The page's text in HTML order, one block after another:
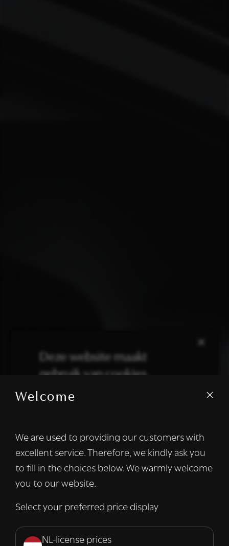
Welcome
We are used to providing our customers with
excellent service. Therefore, we kindly ask you
to fill in the choices below. We warmly welcome
you to our website.
Select your preferred price display
NL-license prices
×
Deze website maakt
gebruik van cookies.
We gebruiken cookies om inhoud en
informatie over uw gebruik van onze site
met onze advertentie- en analysepartners,
die deze kunnen combineren met andere
informatie die u aan hen heeft verstrekt of
van hun diensten. Lees verder
Strikt
noodzakelijk
Prestatie Targeting